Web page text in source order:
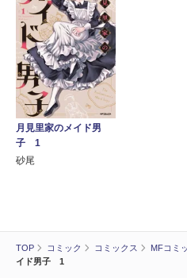
TOP コミック コミックス MFコミ
イド男子 1
月見里家のメイド男
子 1
砂尾